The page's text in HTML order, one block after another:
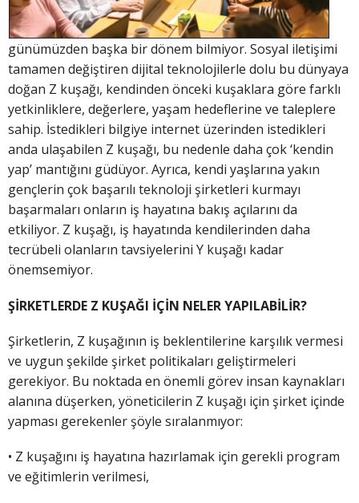
günümüzden başka bir dönem bilmiyor. Sosyal iletişimi
tamamen değiştiren dijital teknolojilerle dolu bu dünyaya
doğan Z kuşağı, kendinden önceki kuşaklara göre farklı
yetkinliklere, değerlere, yaşam hedeflerine ve taleplere
sahip. İstedikleri bilgiye internet üzerinden istedikleri
anda ulaşabilen Z kuşağı, bu nedenle daha çok ‘kendin
yap’ mantığını güdüyor. Ayrıca, kendi yaşlarına yakın
gençlerin çok başarılı teknoloji şirketleri kurmayı
başarmaları onların iş hayatına bakış açılarını da
etkiliyor. Z kuşağı, iş hayatında kendilerinden daha
tecrübeli olanların tavsiyelerini Y kuşağı kadar
önemsemiyor.
ŞİRKETLERDE Z KUŞAĞI İÇİN NELER YAPILABİLİR?
Şirketlerin, Z kuşağının iş beklentilerine karşılık vermesi
ve uygun şekilde şirket politikaları geliştirmeleri
gerekiyor. Bu noktada en önemli görev insan kaynakları
alanına düşerken, yöneticilerin Z kuşağı için şirket içinde
yapması gerekenler şöyle sıralanmıyor:
• Z kuşağını iş hayatına hazırlamak için gerekli program
ve eğitimlerin verilmesi,